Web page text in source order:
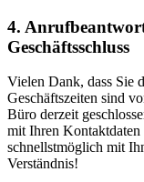
4.
Geschäftsschluss
Vielen Dank, dass Sie
Geschäftszeiten sind
Büro derzeit
mit Ihren
schnellstmöglich mit
Verständnis!